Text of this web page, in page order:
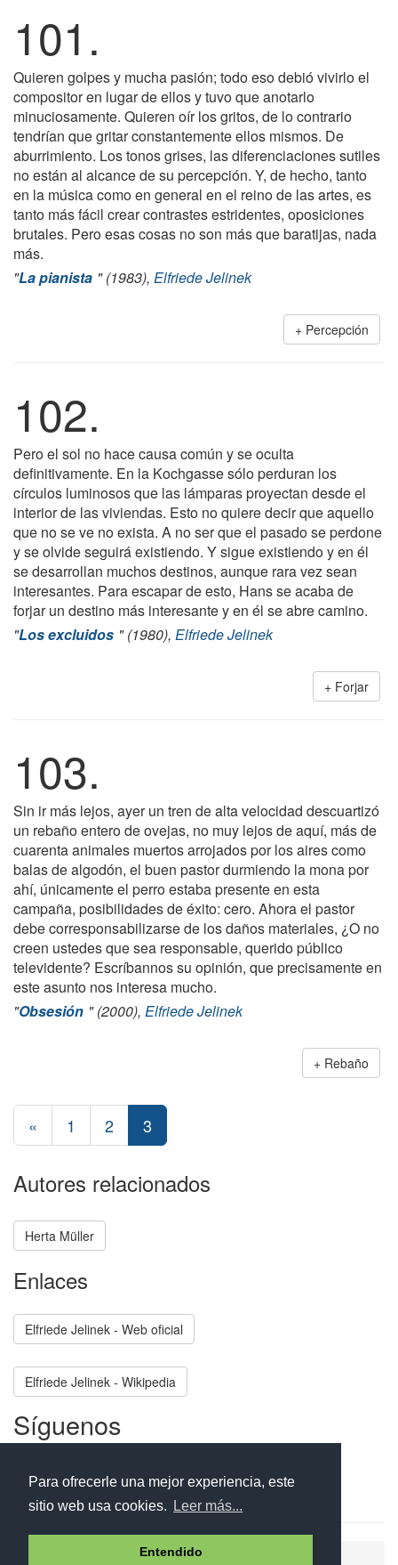
Para ofrecerle una mejor experiencia, este
sitio web usa cookies.
Leer más...
Entendido
101.
Quieren golpes y mucha pasión; todo eso debió vivirlo el
compositor en lugar de ellos y tuvo que anotarlo
minuciosamente. Quieren oír los gritos, de lo contrario
tendrían que gritar constantemente ellos mismos. De
aburrimiento. Los tonos grises, las diferenciaciones sutiles
no están al alcance de su percepción. Y, de hecho, tanto
en la música como en general en el reino de las artes, es
tanto más fácil crear contrastes estridentes, oposiciones
brutales. Pero esas cosas no son más que baratijas, nada
más.
"La pianista " (1983), Elfriede Jelinek
Percepción
102.
Pero el sol no hace causa común y se oculta
definitivamente. En la Kochgasse sólo perduran los
círculos luminosos que las lámparas proyectan desde el
interior de las viviendas. Esto no quiere decir que aquello
que no se ve no exista. A no ser que el pasado se perdone
y se olvide seguirá existiendo. Y sigue existiendo y en él
se desarrollan muchos destinos, aunque rara vez sean
interesantes. Para escapar de esto, Hans se acaba de
forjar un destino más interesante y en él se abre camino.
"Los excluidos " (1980), Elfriede Jelinek
Forjar
103.
Sin ir más lejos, ayer un tren de alta velocidad descuartizó
un rebaño entero de ovejas, no muy lejos de aquí, más de
cuarenta animales muertos arrojados por los aires como
balas de algodón, el buen pastor durmiendo la mona por
ahí, únicamente el perro estaba presente en esta
campaña, posibilidades de éxito: cero. Ahora el pastor
debe corresponsabilizarse de los daños materiales, ¿O no
creen ustedes que sea responsable, querido público
televidente? Escríbannos su opinión, que precisamente en
este asunto nos interesa mucho.
"Obsesión " (2000), Elfriede Jelinek
Rebaño
« 1 2 3
Autores relacionados
Herta Müller
Enlaces
Elfriede Jelinek - Web oficial
Elfriede Jelinek - Wikipedia
Síguenos
Aviso legal